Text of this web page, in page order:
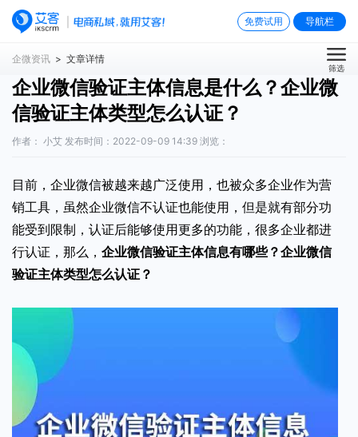
免费试用 导航栏
企微资讯 > 文章详情
筛选
企业微信验证主体信息是什么？企业微
信验证主体类型怎么认证？
作者： 小艾 发布时间：2022-09-09 14:39 浏览：
目前，企业微信被越来越广泛使用，也被众多企业作为营
销工具，虽然企业微信不认证也能使用，但是就有部分功
能受到限制，认证后能够使用更多的功能，很多企业都进
行认证，那么， 企业微信验证主体信息有哪些？企业微信
验证主体类型怎么认证？